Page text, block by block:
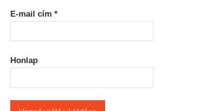
E-mail cím*
Honlap